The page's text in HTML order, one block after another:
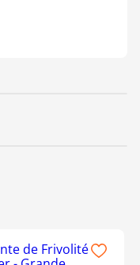
bijuterias e
é essencial